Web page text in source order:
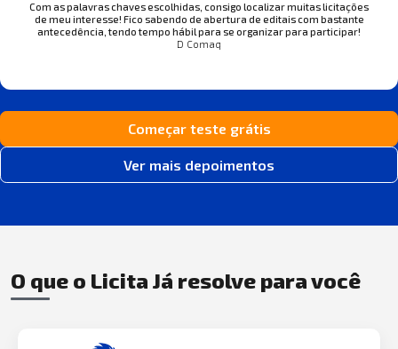
Com as palavras chaves escolhidas, consigo localizar muitas licitações
de meu interesse! Fico sabendo de abertura de editais com bastante
antecedência, tendo tempo hábil para se organizar para participar!
D Comaq
Começar teste grátis
Ver mais depoimentos
O que o Licita Já resolve para você